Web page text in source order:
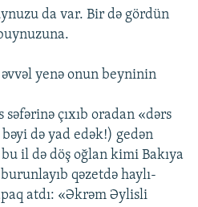
da var. Bir də gördün
yenə onun beyninin
çıxıb oradan «dərs
də yad edək!) gedən
il də döş oğlan kimi Bakıya
qəzetdə haylı-
atdı: «Əkrəm Əylisli